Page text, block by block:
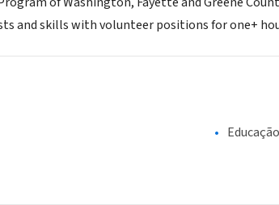
and skills with volunteer positions for one+
Educação